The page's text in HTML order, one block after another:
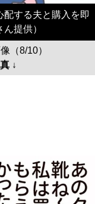
配する夫と購入を即
提供）
（8/10）
↓